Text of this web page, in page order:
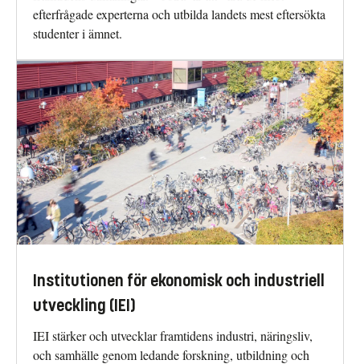
efterfrågade experterna och utbilda landets mest eftersökta
studenter i ämnet.
Institutionen för ekonomisk och industriell
utveckling (IEI)
IEI stärker och utvecklar framtidens industri, näringsliv,
och samhälle genom ledande forskning, utbildning och